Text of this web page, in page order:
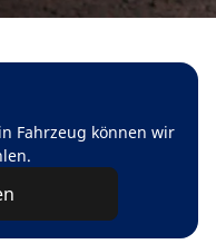
Fahrzeug können wir